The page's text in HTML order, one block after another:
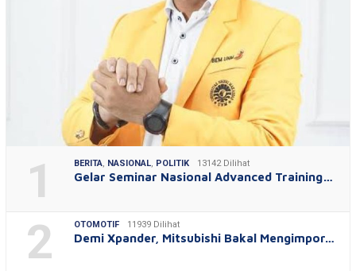
1 BERITA, NASIONAL, POLITIK 13142 Dilihat
Gelar Seminar Nasional Advanced Training…
2 OTOMOTIF 11939 Dilihat
Demi Xpander, Mitsubishi Bakal Mengimpor…